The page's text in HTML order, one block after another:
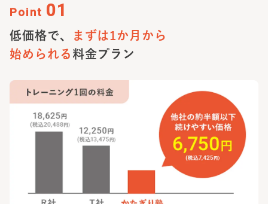
Point 01
低価格で、
まずは1か月から
始められる 料金プラン